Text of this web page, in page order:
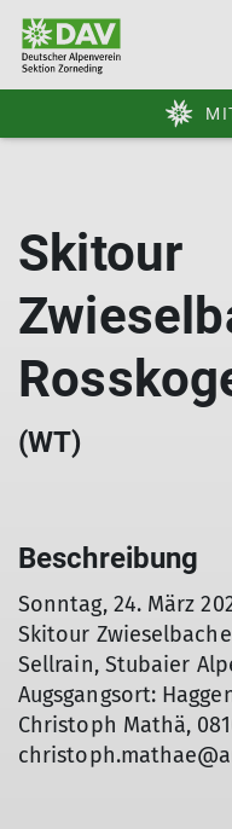
Skitour
(WT)
Beschreibung
Sonntag, 24. März
Skitour
Sellrain, Stubaier
Augsgangsort:
Christoph Mathä,